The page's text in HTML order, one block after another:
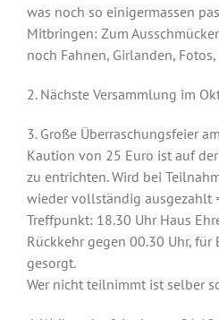
was noch so einigermassen
Mitbringen: Zum
noch Fahnen, Girlanden,
2. Nächste Versammlung im
3. Große Überraschungsfeier
Kaution von 25 Euro ist auf
zu entrichten. Wird bei
wieder vollständig ausgezahlt
Treffpunkt: 18.30 Uhr Haus
Rückkehr gegen 00.30 Uhr, für
gesorgt.
Wer nicht teilnimmt ist selber